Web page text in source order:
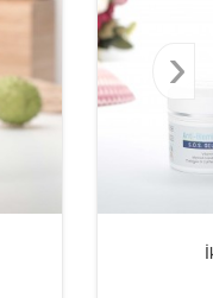
›